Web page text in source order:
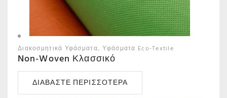
Διακοσμητικά Υφάσματα Υφάσματα Eco-Textile
Non-Woven Κλασσικό
ΔΙΑΒΆΣΤΕ ΠΕΡΙΣΣΌΤΕΡΑ